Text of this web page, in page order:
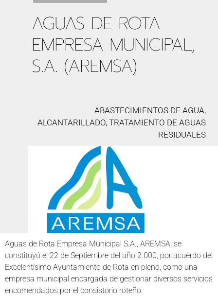
AGUAS DE ROTA
EMPRESA MUNICIPAL,
S.A. (AREMSA)
ABASTECIMIENTOS DE AGUA,
ALCANTARILLADO, TRATAMIENTO DE AGUAS
RESIDUALES
Aguas de Rota Empresa Municipal S.A., AREMSA, se
constituyó el 22 de Septiembre del año 2.000, por acuerdo del
Excelentísimo Ayuntamiento de Rota en pleno, como una
empresa municipal encargada de gestionar diversos servicios
encomendados por el consistorio roteño.